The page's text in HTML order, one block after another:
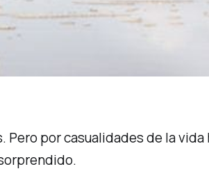
por casualidades de la